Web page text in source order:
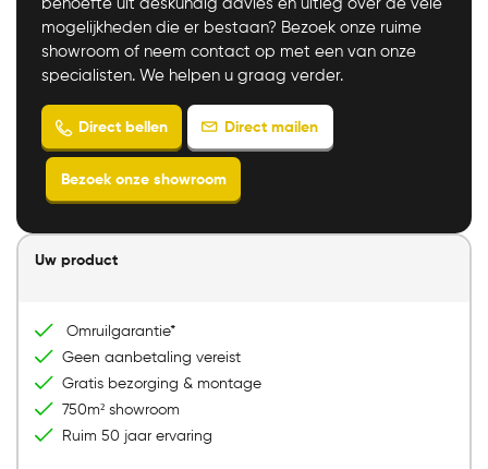
behoefte uit deskundig advies en uitleg over de vele
mogelijkheden die er bestaan? Bezoek onze ruime
showroom of neem contact op met een van onze
specialisten. We helpen u graag verder.
Direct bellen
Uw product
Omruilgarantie*
Geen aanbetaling vereist
Gratis bezorging & montage
750m² showroom
Ruim 50 jaar ervaring